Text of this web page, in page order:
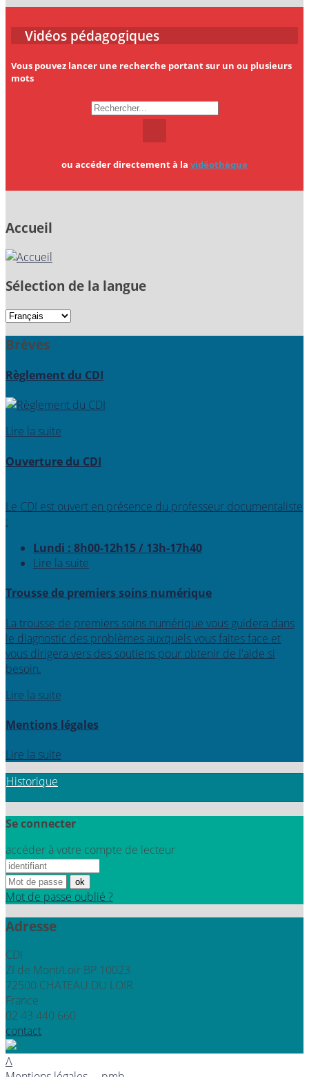
Vidéos pédagogiques
Vous pouvez lancer une recherche portant sur un ou plusieurs
mots
ou accéder directement à la vidéothèque
Accueil
Sélection de la langue
Brèves
Règlement du CDI
Lire la suite
Ouverture du CDI
Le CDI est ouvert en présence du professeur documentaliste
:
Lundi : 8h00-12h15 / 13h-17h40
Lire la suite
Trousse de premiers soins numérique
La trousse de premiers soins numérique vous guidera dans
le diagnostic des problèmes auxquels vous faites face et
vous dirigera vers des soutiens pour obtenir de l'aide si
besoin.
Lire la suite
Mentions légales
Lire la suite
Historique
Se connecter
accéder à votre compte de lecteur
Mot de passe oublié ?
Adresse
CDI
ZI de Mont/Loir BP 10023
72500 CHATEAU DU LOIR
France
02 43 440 660
contact
Λ